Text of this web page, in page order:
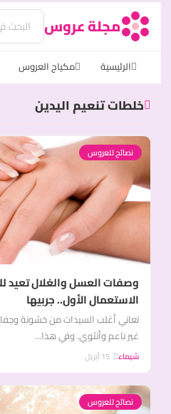
مجلة عروس
الرئيسية مكياج العروس
خلطات تنعيم اليدين
نصائح للعروس
وصفات العسل والغلال تعيد
الاستعمال الأول.. جربيها
تعاني أغلب السيدات من خشونة
غير ناعم وأنثوي. وفي هذا...
شيماء
نصائح للعروس